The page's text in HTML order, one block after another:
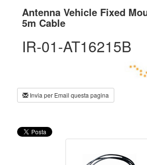
Antenna Vehicle Fixed
5m Cable
IR-01-AT16215B
Invia per Email questa pagina